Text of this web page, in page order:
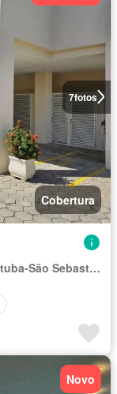
7fotos
Cobertura
Região Imediata de Caraguatatuba-Ubatuba-São Sebastião, Região Metropolitana do Vale do Paraíba e Litoral Norte
Novo